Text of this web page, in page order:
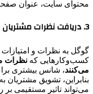
محتوای سایت، عنوان
3. دریافت نظرات مشتریان
گوگل به نظرات و
کسب‌وکارهایی که نظرات
می‌کنند، شانس بیشتری
بنابراین، تشویق مشتریان
می‌تواند تاثیر مستقیمی